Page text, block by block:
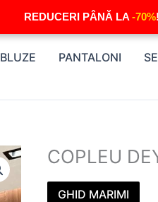
REDUCERI PÂNĂ LA -70%!
BLUZE PANTALONI
COPLEU
GHID MARIMI